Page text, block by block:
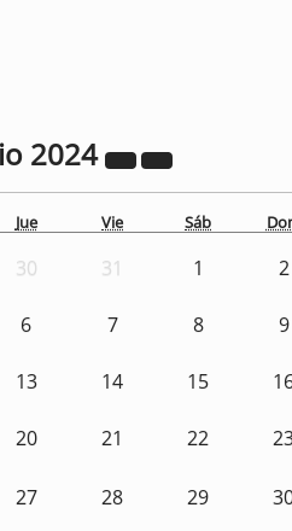
2024
Jue Vie Sáb
30 31 1 2
6 7 8 9
13 14 15
20 21 22
27 28 29